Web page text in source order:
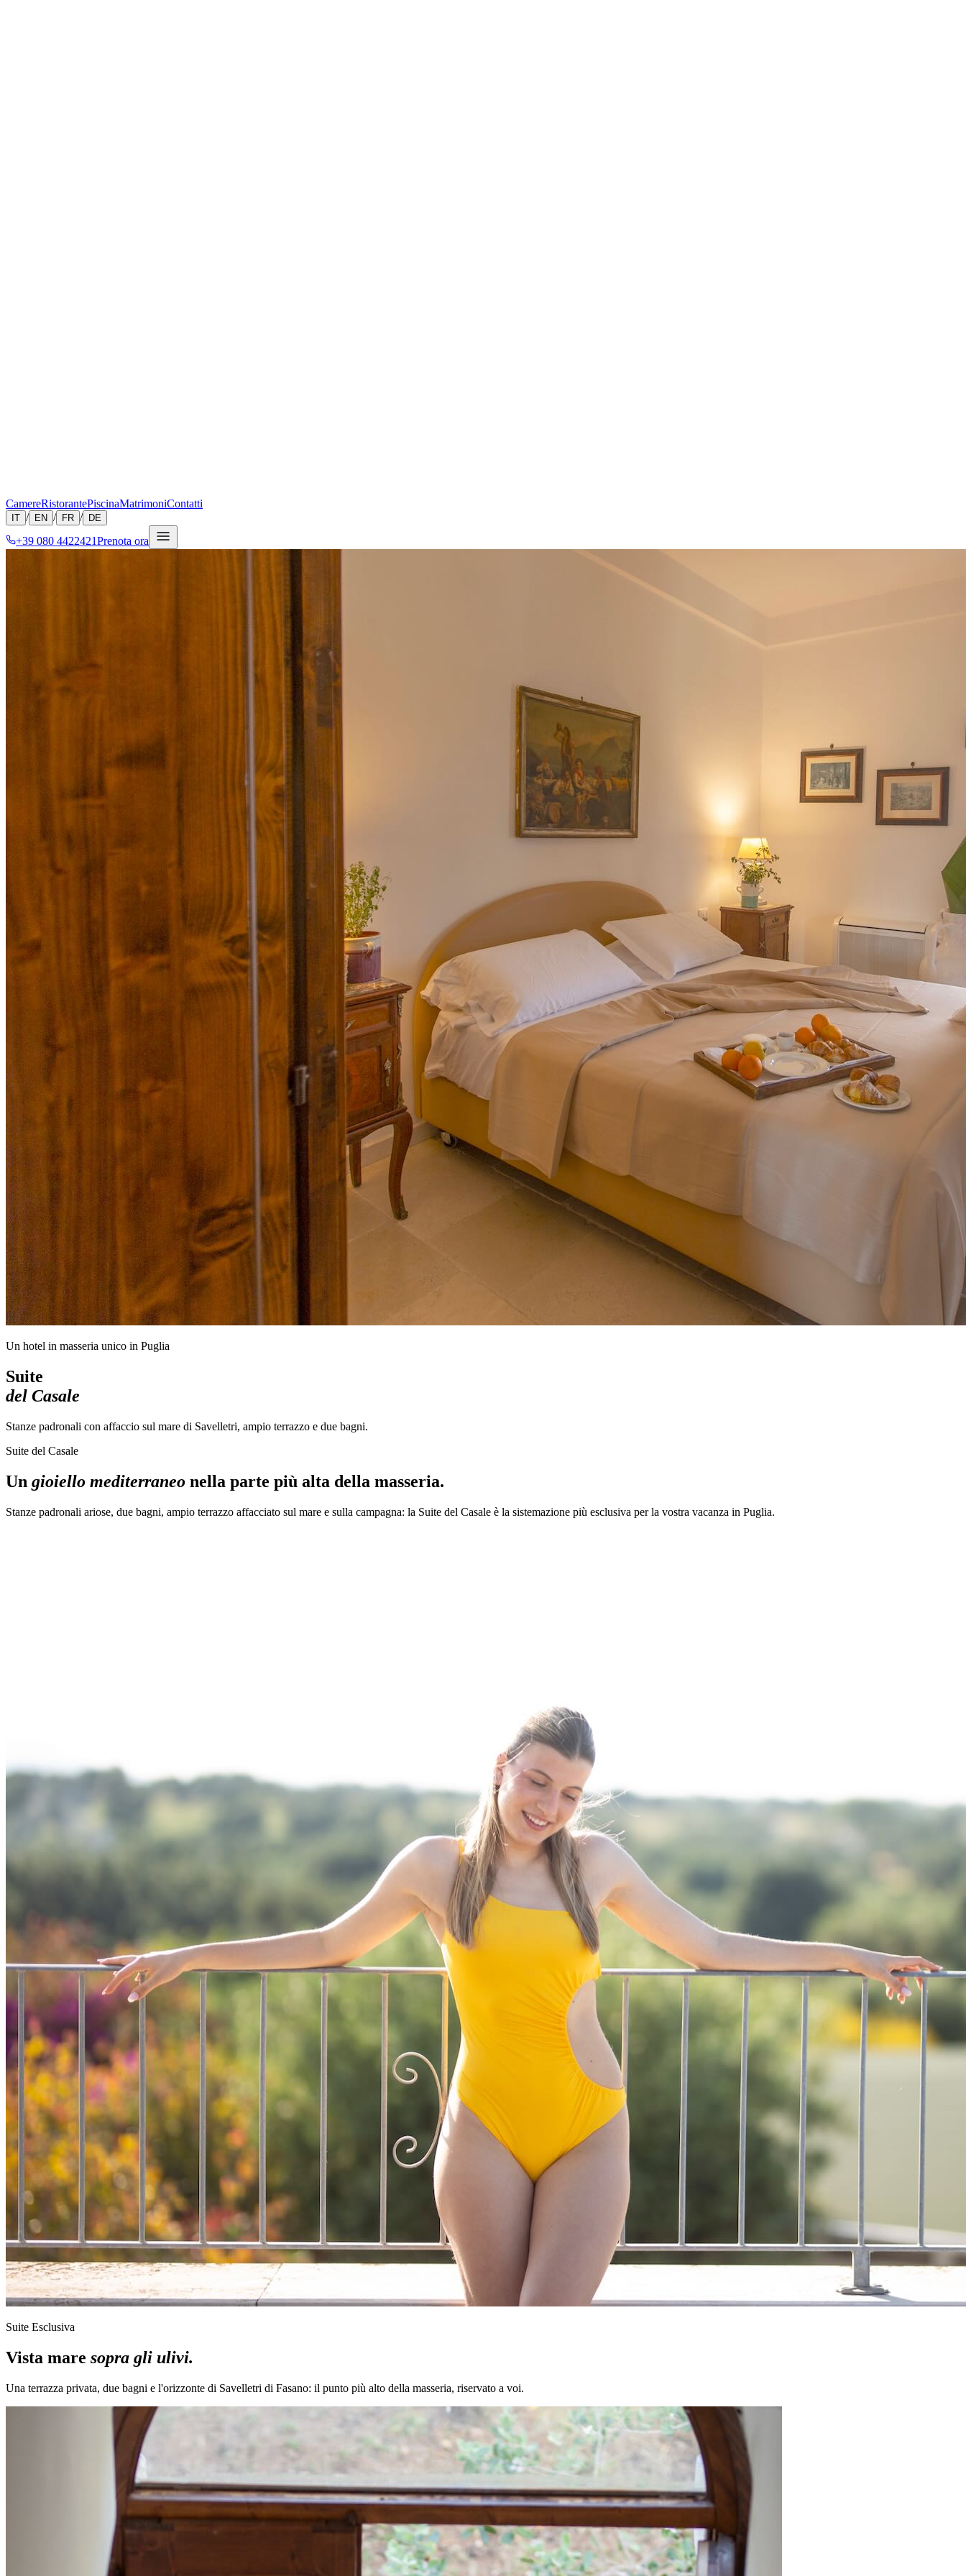
CamereRistorantePiscinaMatrimoniContatti
IT / EN / FR / DE
+39 080 4422421Prenota ora
Un hotel in masseria unico in Puglia
Suite
del Casale
Stanze padronali con affaccio sul mare di Savelletri, ampio terrazzo e due bagni.
Suite del Casale
Un gioiello mediterraneo nella parte più alta della masseria.
Stanze padronali ariose, due bagni, ampio terrazzo affacciato sul mare e sulla campagna: la Suite del Casale è la sistemazione più esclusiva per la vostra vacanza in Puglia.
Suite Esclusiva
Vista mare sopra gli ulivi.
Una terrazza privata, due bagni e l'orizzonte di Savelletri di Fasano: il punto più alto della masseria, riservato a voi.